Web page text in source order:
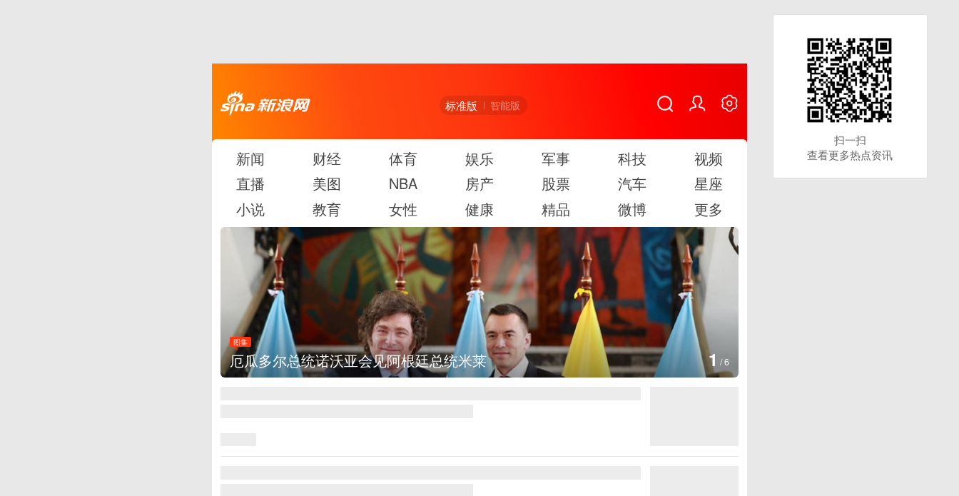
标准版 智能版
新闻 财经 体育 娱乐 军事 科技
视频
直播
美图 NBA 房产 股票 汽车
星座
小说
教育 女性 健康 精品 微博 更多
图集
美国斯波坎：野火烧毁700多所房屋 2 /6
扫一扫
查看更多热点资讯
扫一扫
查看更多热点资讯